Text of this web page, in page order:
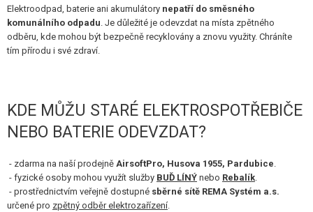
KULIČKY, PLYN
AKUMULÁTORY, NABÍJEČKY
BRÝLE, MASKY
VÝSTROJ, UNIFORMY, POUZDRA
MASKOVÁNÍ, BARVY, PÁSKY
VYSÍLAČKY, HEADSETY, KAMERY
Elektroodpad, baterie ani akumulátory nepatří do směsného
komunálního odpadu. Je důležité je odevzdat na místa zpětného
odběru, kde mohou být bezpečně recyklovány a znovu využity. Chráníte
tím přírodu i své zdraví.
KDE MŮŽU STARÉ ELEKTROSPOTŘEBIČE
NEBO BATERIE ODEVZDAT?
- zdarma na naší prodejně AirsoftPro, Husova 1955, Pardubice.
- fyzické osoby mohou využít služby BUĎ LÍNÝ nebo Rebalík.
- prostřednictvím veřejně dostupné sběrné sítě REMA Systém a.s.
určené pro zpětný odběr elektrozařízení.